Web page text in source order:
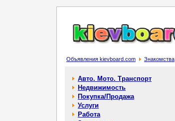
Объявления kievboard.com Знакомства
Авто. Мото. Транспорт
Недвижимость
Покупка/Продажа
Услуги
Работа